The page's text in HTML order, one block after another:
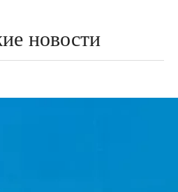
новости